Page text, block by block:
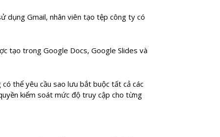
dụng Gmail, nhân viên tạo tệp công ty có
tạo trong Google Docs, Google Slides và
thể yêu cầu sao lưu bắt buộc tất cả các
kiểm soát mức độ truy cập cho từng